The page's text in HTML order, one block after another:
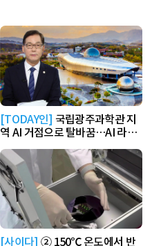
[TODAY인] 국립광주과학관 지
역 AI 거점으로 탈바꿈…AI 라운
[사이다] ② 150℃ 온도에서 반